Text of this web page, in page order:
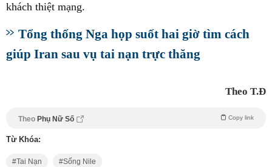
khách thiệt mạng.
Tổng thống Nga họp suốt hai giờ tìm cách
giúp Iran sau vụ tai nạn trực thăng
Theo T.Đ
Theo Phụ Nữ Số Copy link
Từ Khóa:
Tai Nạn Sống Nile